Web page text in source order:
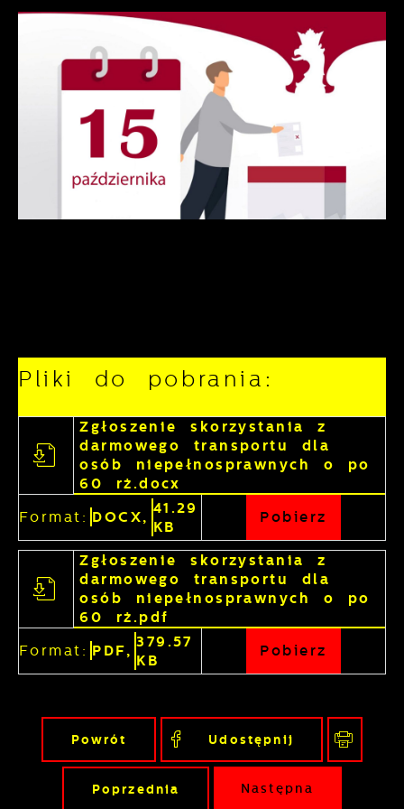
Pliki do pobrania:
Zgłoszenie skorzystania z
darmowego transportu dla
osób niepełnosprawnych o po
60 rż.docx
Format: DOCX,
41.29
KB
Pobierz
Zgłoszenie skorzystania z
darmowego transportu dla
osób niepełnosprawnych o po
60 rż.pdf
Format: PDF,
379.57
KB
Pobierz
Powrót Udostępnij
Poprzednia Następna